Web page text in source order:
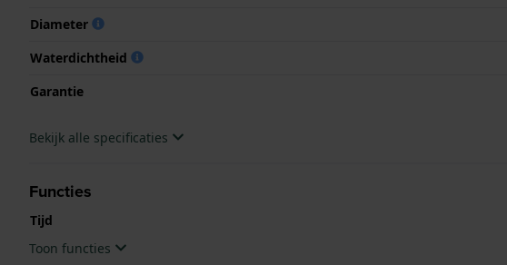
Diameter
Waterdichtheid
Garantie
Bekijk alle specificaties
Functies
Tijd
Toon functies